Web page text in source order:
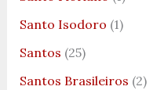
Santo Isodoro (1)
Santos (25)
Santos Brasileiros (2)